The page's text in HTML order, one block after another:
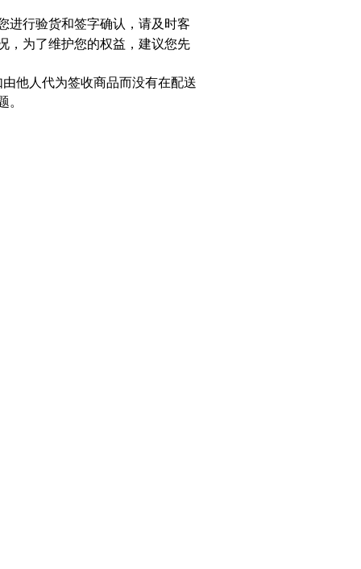
进行验货和签字确认，请及时客
，为了维护您的权益，建议您先
他人代为签收商品而没有在配送
。